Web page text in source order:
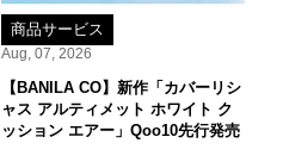
商品サービス
Aug, 07, 2026
【BANILA CO】新作「カバーリシ
ャス アルティメット ホワイト ク
ッション エアー」Qoo10先行発売